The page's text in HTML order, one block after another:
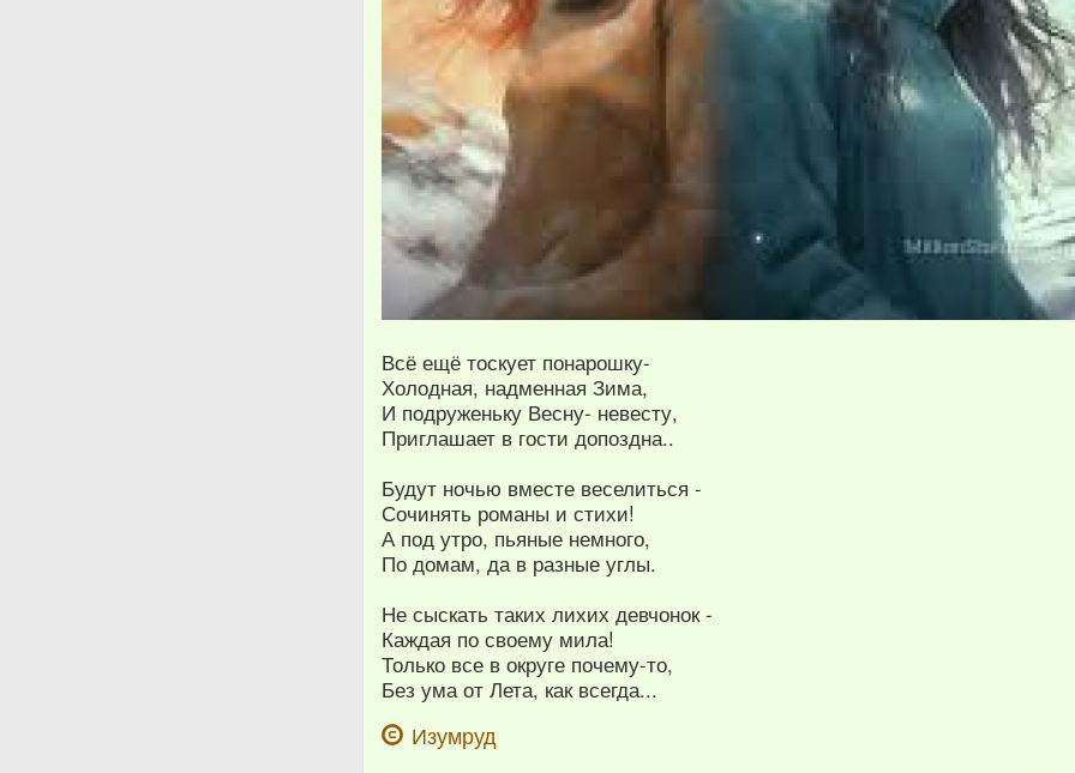
Всё ещё тоскует понарошку-
Холодная, надменная Зима,
И подруженьку Весну- невесту,
Приглашает в гости допоздна..
Будут ночью вместе веселиться -
Сочинять романы и стихи!
А под утро, пьяные немного,
По домам, да в разные углы.
Не сыскать таких лихих девчонок -
Каждая по своему мила!
Только все в округе почему-то,
Без ума от Лета, как всегда...
Изумруд